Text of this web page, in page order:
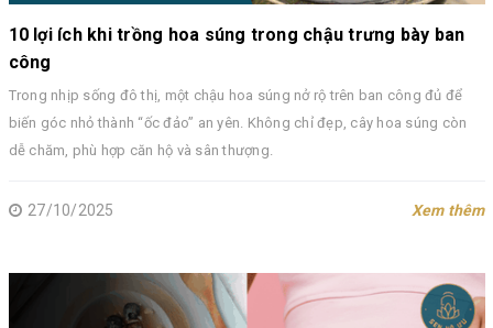
10 lợi ích khi trồng hoa súng trong chậu trưng bày ban
công
Trong nhịp sống đô thị, một chậu hoa súng nở rộ trên ban công đủ để
biến góc nhỏ thành “ốc đảo” an yên. Không chỉ đẹp, cây hoa súng còn
dễ chăm, phù hợp căn hộ và sân thượng.
27/10/2025 Xem thêm